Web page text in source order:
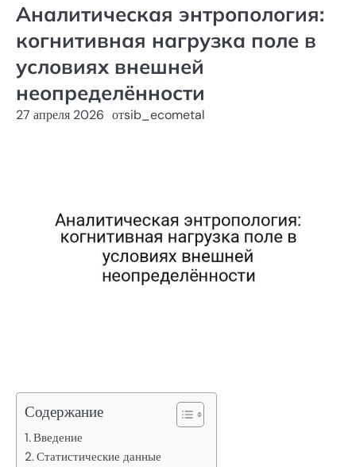
Аналитическая энтропология:
когнитивная нагрузка поле в
условиях внешней
неопределённости
27 апреля 2026 отsib_ecometal
Содержание
Введение
Статистические данные